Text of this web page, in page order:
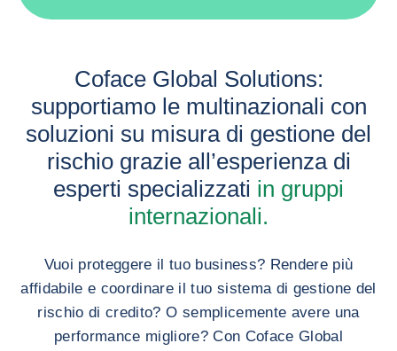
Coface Global Solutions:
supportiamo le multinazionali con
soluzioni su misura di gestione del
rischio grazie all’esperienza di
esperti specializzati in gruppi
internazionali.
Vuoi proteggere il tuo business? Rendere più
affidabile e coordinare il tuo sistema di gestione del
rischio di credito? O semplicemente avere una
performance migliore? Con Coface Global